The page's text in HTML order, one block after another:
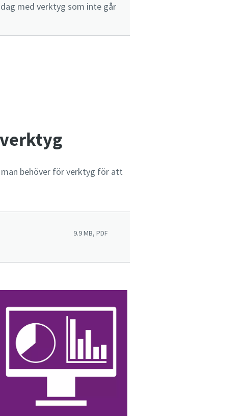
med verktyg som inte går
behöver för verktyg för att
9.9 MB, PDF